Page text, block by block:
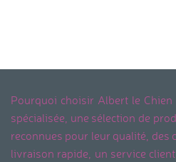
Pourquoi choisir Albert le
spécialisée, une sélection de
reconnues pour leur qualité, des
livraison rapide, un service